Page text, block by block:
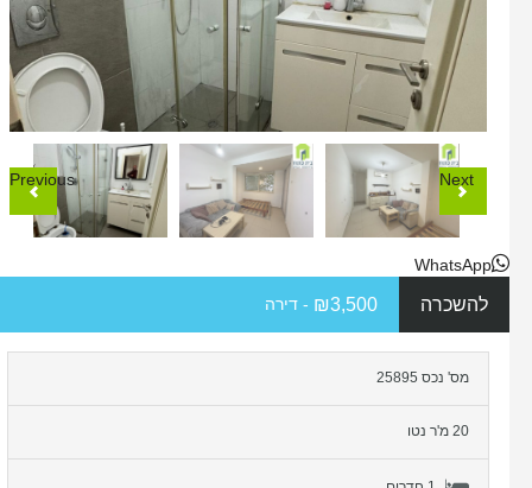
Previous Next
WhatsApp
להשכרה ₪3,500 - דירה
מס' נכס 25895
20 מ'ר נטו